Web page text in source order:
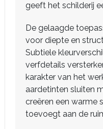
geeft het schilderij
De gelaagde
voor diepte en
Subtiele
verfdetails
karakter van het
aardetinten sluiten
creëren een warme
toevoegt aan de